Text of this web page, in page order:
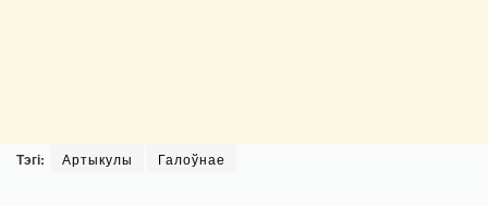
Тэгі: Артыкулы Галоўнае